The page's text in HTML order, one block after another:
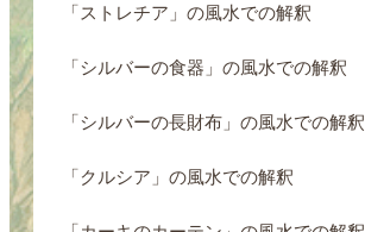
「ストレチア」の風水での解釈
「シルバーの食器」の風水での解釈
「シルバーの長財布」の風水での解釈
「クルシア」の風水での解釈